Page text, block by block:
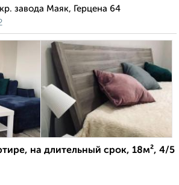
завода Маяк, Герцена 64
на длительный срок, 18м², 4/5